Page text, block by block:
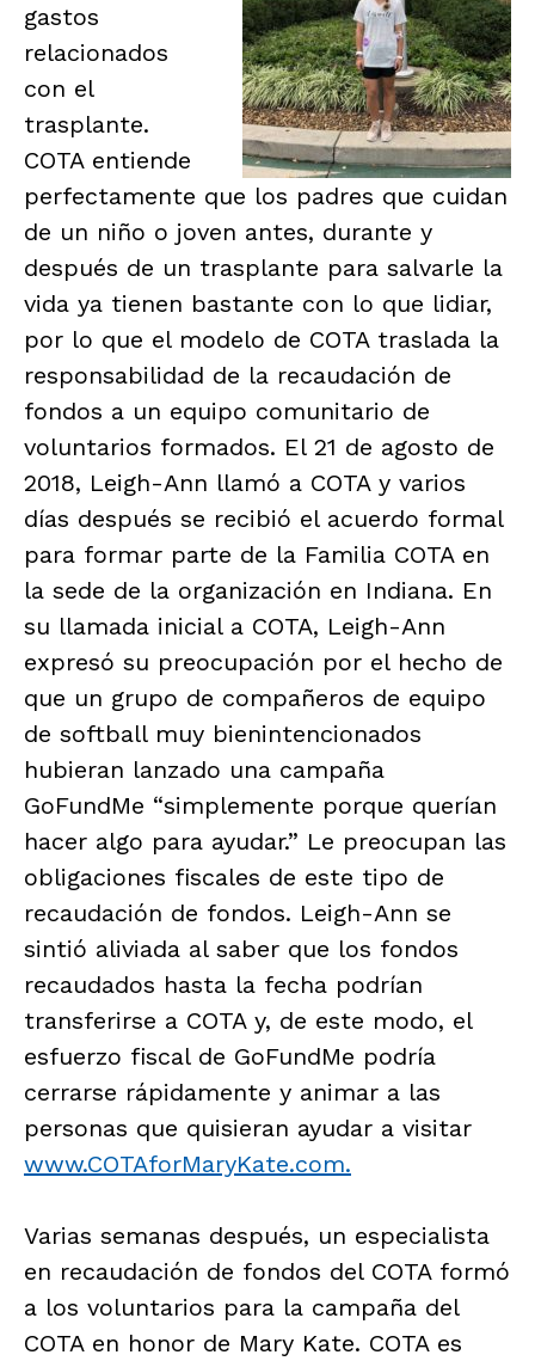
gastos
relacionados
con el
trasplante.
COTA entiende
perfectamente que los padres que cuidan
de un niño o joven antes, durante y
después de un trasplante para salvarle la
vida ya tienen bastante con lo que lidiar,
por lo que el modelo de COTA traslada la
responsabilidad de la recaudación de
fondos a un equipo comunitario de
voluntarios formados. El 21 de agosto de
2018, Leigh-Ann llamó a COTA y varios
días después se recibió el acuerdo formal
para formar parte de la Familia COTA en
la sede de la organización en Indiana. En
su llamada inicial a COTA, Leigh-Ann
expresó su preocupación por el hecho de
que un grupo de compañeros de equipo
de softball muy bienintencionados
hubieran lanzado una campaña
GoFundMe “simplemente porque querían
hacer algo para ayudar.” Le preocupan las
obligaciones fiscales de este tipo de
recaudación de fondos. Leigh-Ann se
sintió aliviada al saber que los fondos
recaudados hasta la fecha podrían
transferirse a COTA y, de este modo, el
esfuerzo fiscal de GoFundMe podría
cerrarse rápidamente y animar a las
personas que quisieran ayudar a visitar
www.COTAforMaryKate.com.
Varias semanas después, un especialista
en recaudación de fondos del COTA formó
a los voluntarios para la campaña del
COTA en honor de Mary Kate. COTA es